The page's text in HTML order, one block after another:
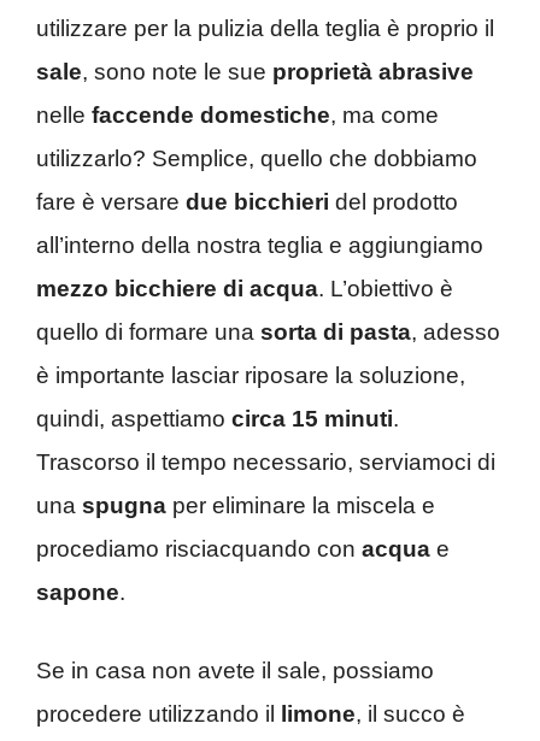
utilizzare per la pulizia della teglia è proprio il
sale, sono note le sue proprietà abrasive
nelle faccende domestiche, ma come
utilizzarlo? Semplice, quello che dobbiamo
fare è versare due bicchieri del prodotto
all’interno della nostra teglia e aggiungiamo
mezzo bicchiere di acqua. L’obiettivo è
quello di formare una sorta di pasta, adesso
è importante lasciar riposare la soluzione,
quindi, aspettiamo circa 15 minuti.
Trascorso il tempo necessario, serviamoci di
una spugna per eliminare la miscela e
procediamo risciacquando con acqua e
sapone.
Se in casa non avete il sale, possiamo
procedere utilizzando il limone, il succo è